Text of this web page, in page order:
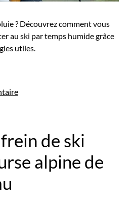
? Découvrez comment vous
au ski par temps humide grâce
utiles.
de ski
alpine de